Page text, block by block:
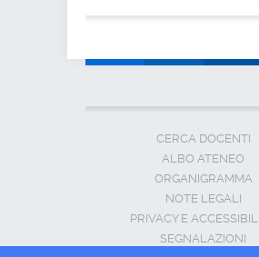
CERCA DOCENTI
ALBO ATENEO
ORGANIGRAMMA
NOTE LEGALI
PRIVACY E
SEGNALAZIONI